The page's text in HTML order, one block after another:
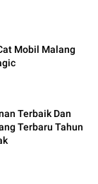
Mobil Malang
Terbaik Dan
Terbaru Tahun